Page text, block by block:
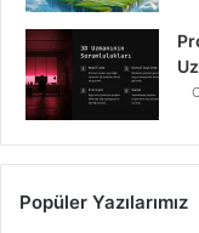
Popüler Yazılarımız